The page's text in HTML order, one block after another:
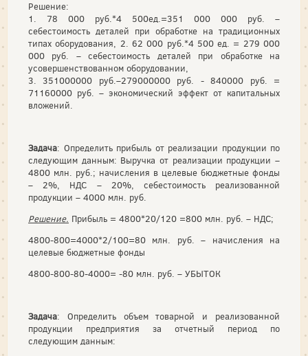
Решение:
1. 78 000 руб.*4 500ед.=351 000 000 руб. –
себестоимость деталей при обработке на традиционных
типах оборудования, 2. 62 000 руб.*4 500 ед. = 279 000
000 руб. – себестоимость деталей при обработке на
усовершенствованном оборудовании,
3. 351000000 руб.–279000000 руб. - 840000 руб. =
71160000 руб. – экономический эффект от капитальных
вложений.
Задача: Определить прибыль от реализации продукции по
следующим данным: Выручка от реализации продукции –
4800 млн. руб.; начисления в целевые бюджетные фонды
– 2%, НДС – 20%, себестоимость реализованной
продукции – 4000 млн. руб.
Решение. Прибыль = 4800*20/120 =800 млн. руб. – НДС;
4800-800=4000*2/100=80 млн. руб. – начисления на
целевые бюджетные фонды
4800-800-80-4000= -80 млн. руб. – УБЫТОК
Задача: Определить объем товарной и реализованной
продукции предприятия за отчетный период по
следующим данным: